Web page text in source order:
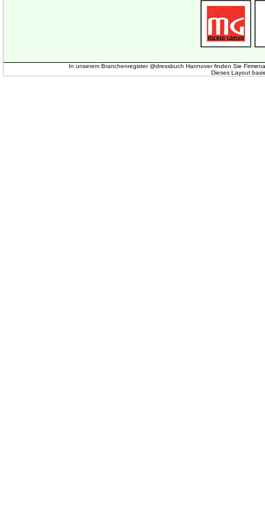
In unserem Branchenregister @dressbuch Hannover finden Sie
Dieses Layout